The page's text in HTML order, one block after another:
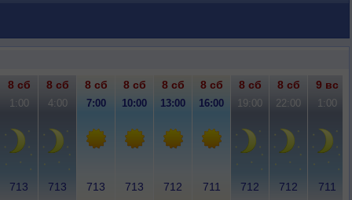
8 сб 8 сб 8 сб 8 сб 8 сб 8 сб 8 сб 8 сб 9 вс
1:00 4:00 7:00 10:00 13:00 16:00 19:00 22:00 1:00
713 713 713 713 712 711 712 712 711